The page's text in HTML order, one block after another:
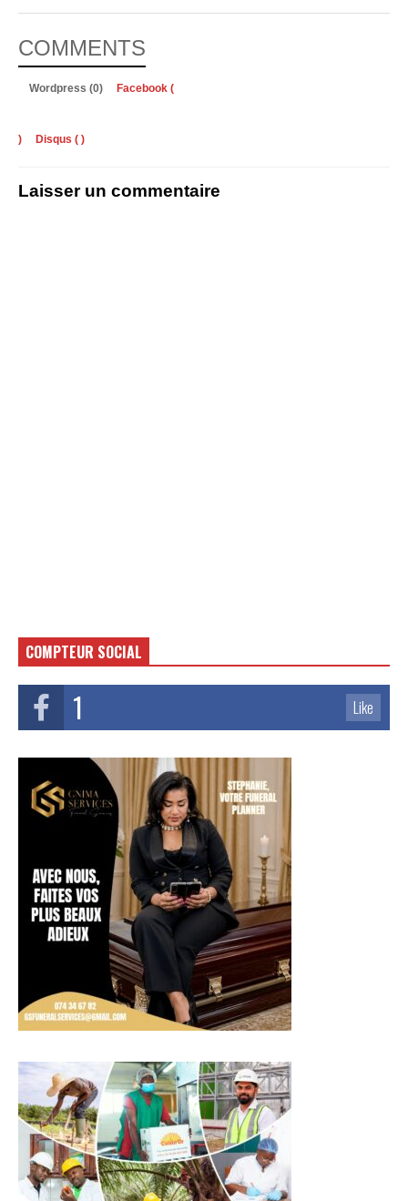
COMMENTS
Wordpress (0) Facebook (
) Disqus ( )
Laisser un commentaire
COMPTEUR SOCIAL
1 Like